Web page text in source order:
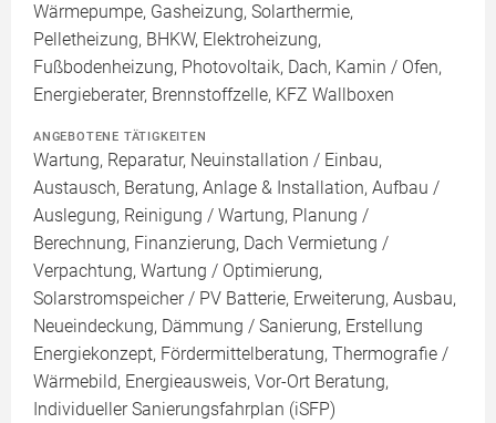
Wärmepumpe, Gasheizung, Solarthermie,
Pelletheizung, BHKW, Elektroheizung,
Fußbodenheizung, Photovoltaik, Dach, Kamin / Ofen,
Energieberater, Brennstoffzelle, KFZ Wallboxen
ANGEBOTENE TÄTIGKEITEN
Wartung, Reparatur, Neuinstallation / Einbau,
Austausch, Beratung, Anlage & Installation, Aufbau /
Auslegung, Reinigung / Wartung, Planung /
Berechnung, Finanzierung, Dach Vermietung /
Verpachtung, Wartung / Optimierung,
Solarstromspeicher / PV Batterie, Erweiterung, Ausbau,
Neueindeckung, Dämmung / Sanierung, Erstellung
Energiekonzept, Fördermittelberatung, Thermografie /
Wärmebild, Energieausweis, Vor-Ort Beratung,
Individueller Sanierungsfahrplan (iSFP)